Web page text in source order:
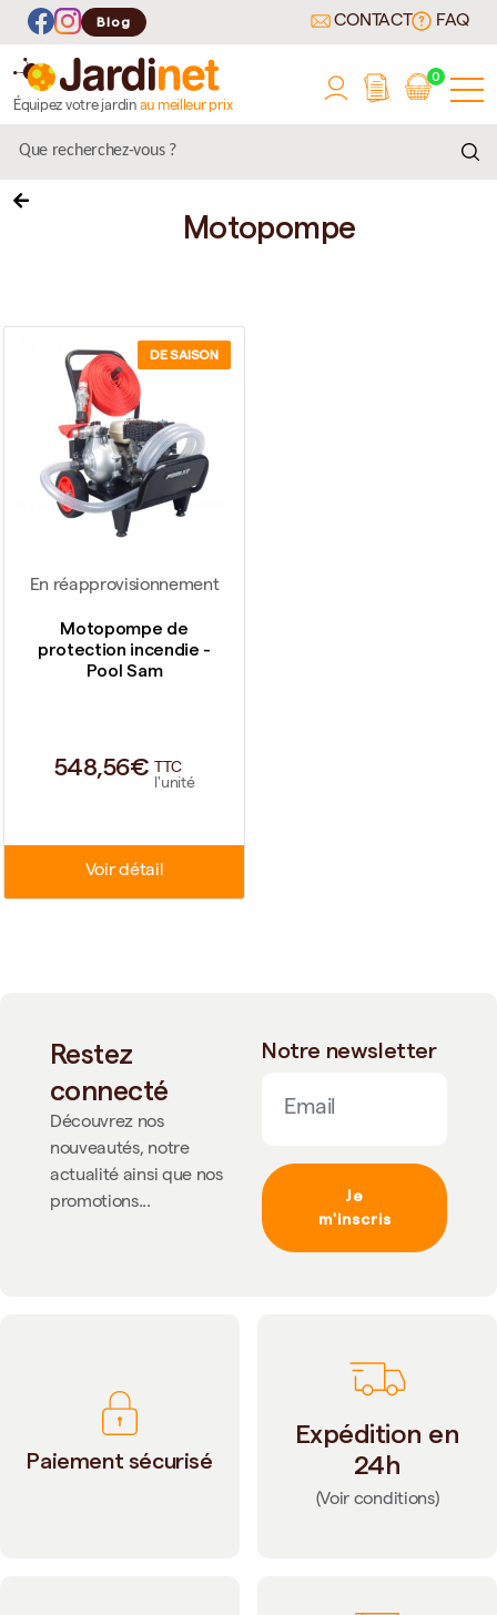
Blog CONTACT FAQ
Équipez votre jardin au meilleur prix
0
Motopompe
DE SAISON
En réapprovisionnement
Motopompe de
protection incendie -
Pool Sam
548,56€
TTC
l'unité
Voir détail
Restez
connecté
Découvrez nos
nouveautés, notre
actualité ainsi que nos
promotions...
Notre newsletter
Je
m'inscris
Paiement sécurisé
Expédition en
24h
(Voir conditions)